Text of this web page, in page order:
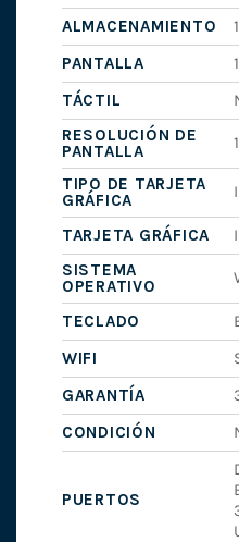
ALMACENAMIENTO
PANTALLA
TÁCTIL
RESOLUCIÓN DE
PANTALLA
TIPO DE TARJETA
GRÁFICA
TARJETA GRÁFICA
SISTEMA
OPERATIVO
TECLADO
WIFI
GARANTÍA
CONDICIÓN
PUERTOS